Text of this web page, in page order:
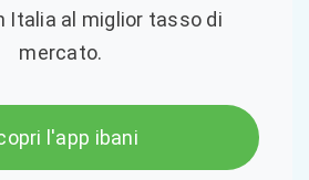
Italia al miglior tasso di
mercato.
l'app ibani